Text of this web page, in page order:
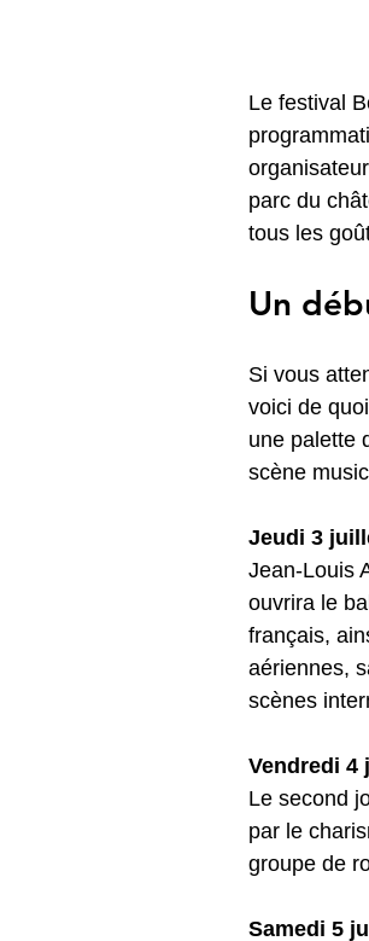
Le festival
parc du
tous les
Un
Si vous
voici de
une palette
scène
Jeudi 3
Jean-Louis
ouvrira le
français,
aériennes,
scènes
Vendredi 4
Le second
par le
groupe de
Samedi 5